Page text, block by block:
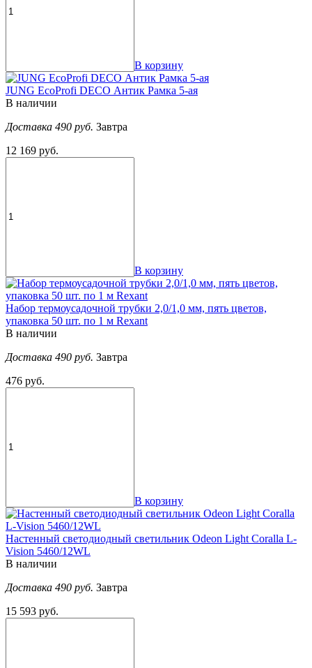
В корзину
JUNG EcoProfi DECO Антик Рамка 5-ая
В наличии
Доставка 490 руб. Завтра
12 169 руб.
В корзину
Набор термоусадочной трубки 2,0/1,0 мм, пять цветов,
упаковка 50 шт. по 1 м Rexant
В наличии
Доставка 490 руб. Завтра
476 руб.
В корзину
Настенный светодиодный светильник Odeon Light Coralla L-
Vision 5460/12WL
В наличии
Доставка 490 руб. Завтра
15 593 руб.